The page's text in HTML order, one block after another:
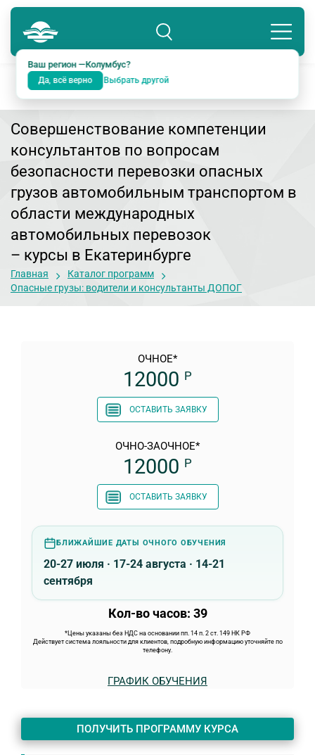
Колумбус
Подразделение: Екатеринбург
Ваш регион —Колумбус?
Да, всё верно Выбрать другой
8 800 234-18-38
Совершенствование компетенции
консультантов по вопросам
безопасности перевозки опасных
грузов автомобильным транспортом в
области международных
автомобильных перевозок
– курсы в Екатеринбурге
Главная
Каталог программ
Опасные грузы: водители и консультанты ДОПОГ
ОЧНОЕ*
12000 Р
ОСТАВИТЬ ЗАЯВКУ
ОЧНО-ЗАОЧНОЕ*
12000 Р
ОСТАВИТЬ ЗАЯВКУ
БЛИЖАЙШИЕ ДАТЫ ОЧНОГО ОБУЧЕНИЯ
20-27 июля · 17-24 августа · 14-21
сентября
Кол-во часов: 39
*Цены указаны без НДС на основании пп. 14 п. 2 ст. 149 НК РФ
Действует система лояльности для клиентов, подробную информацию уточняйте по
телефону.
ГРАФИК ОБУЧЕНИЯ
ПОЛУЧИТЬ ПРОГРАММУ КУРСА